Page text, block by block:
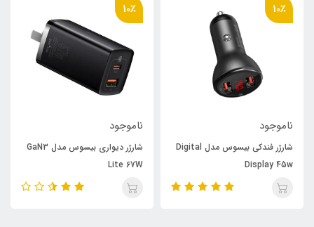
10٪
ناموجود
شارژر فندکی بیسوس مدل Digital
Display 45w
10٪
ناموجود
شارژر دیواری بیسوس مدل GaN3
Lite 67W